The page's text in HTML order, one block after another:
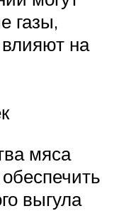
газы,
на
мяса
выгула